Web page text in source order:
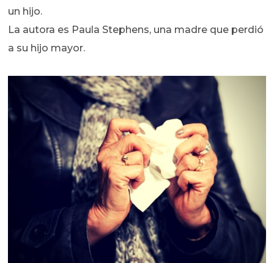
un hijo.
La autora es Paula Stephens, una madre que perdió
a su hijo mayor.